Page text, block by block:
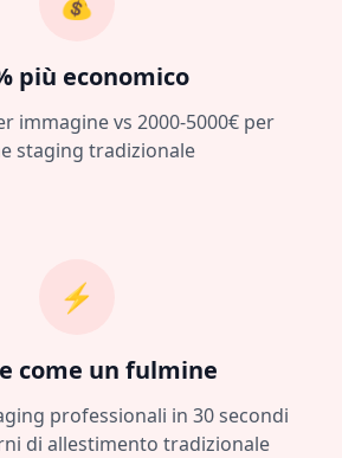
più economico
immagine vs 2000-5000€ per
staging tradizionale
⚡
come un fulmine
professionali in 30 secondi
di allestimento tradizionale